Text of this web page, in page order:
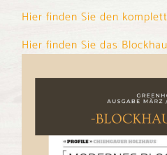
Hier finden Sie den
Hier finden Sie das